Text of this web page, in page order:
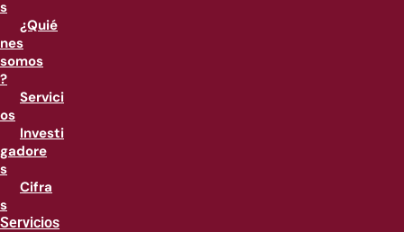
s
¿Quié
nes
somos
?
Servici
os
Investi
gadore
s
Cifra
s
Servicios